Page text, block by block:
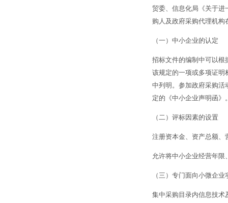
贸委、信息化局《关于
购人及政府采购代理机
（一）中小企业的认定
招标文件的编制中可以根
该规定的一项或多项证明
中列明。参加政府采购活
定的《中小企业声明函》
（二）评标因素的设置
注册资本金、资产总额、
允许将中小企业经营年
（三）专门面向小微企业
集中采购目录内信息技术